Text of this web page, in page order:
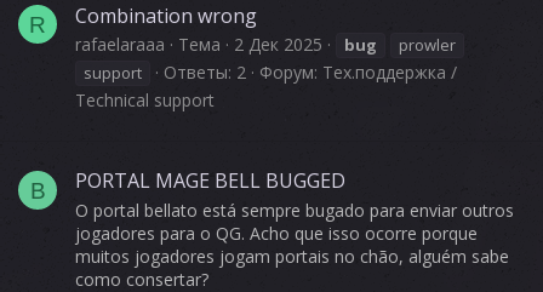
R Combination wrong
rafaelaraaa Тема 2 Дек 2025 bug
prowler
support
Ответы: 2 Форум: Тех.поддержка /
Technical support
B PORTAL MAGE BELL BUGGED
O portal bellato está sempre bugado para enviar outros
jogadores para o QG. Acho que isso ocorre porque
muitos jogadores jogam portais no chão, alguém sabe
como consertar?